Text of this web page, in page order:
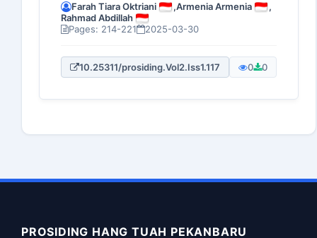
Farah Tiara Oktriani ,Armenia Armenia
,
Rahmad Abdillah
Pages: 214-221
2025-03-30
10.25311/prosiding.Vol2.Iss1.117 0 0
PROSIDING HANG TUAH PEKANBARU